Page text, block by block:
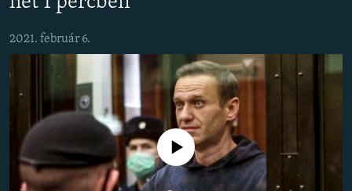
SZABADON
DEMOKRÁCIA
A PÉNZ NYOMÁBAN
EURÓPAI UNIÓ
VILÁG
2021. február 6.
Jelenleg nincs elérhető tartalom